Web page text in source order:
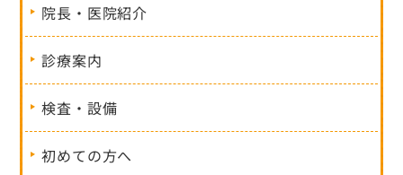
院長・医院紹介
診療案内
検査・設備
初めての方へ